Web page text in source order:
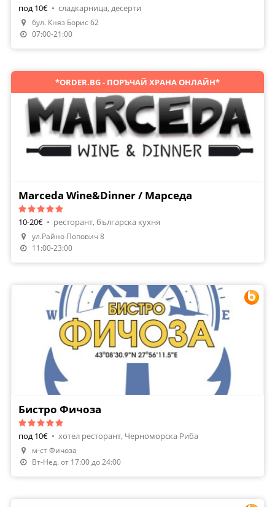
под 10€ • сладкарница, десерти
бул. Княз Борис 62
07:00-21:00
Направи Резервация
Поръчай Храна
*ORDER.BG - ПОРЪЧАЙ ХРАНА ОНЛАЙН*
Marceda Wine&Dinner / Марседа
10-20€ • ресторант, българска кухня
ул.Райно Попович 8
11:00-23:00
Направи Резервация
Бистро Фичоза
под 10€ • хотел ресторант, Черноморска Риба
м-ст Фичоза
Вт-Нед. от 17:00 до 24:00